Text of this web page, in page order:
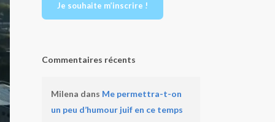
Je souhaite m’inscrire !
Commentaires récents
Milena dans Me permettra-t-on
un peu d’humour juif en ce temps